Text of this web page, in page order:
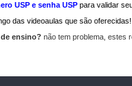
USP e senha USP para validar
das videoaulas que são
ensino? não tem problema, estes